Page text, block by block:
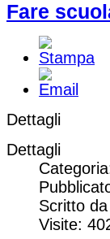
Fare
Dettagli
Dettagli
Scritto
Visite: